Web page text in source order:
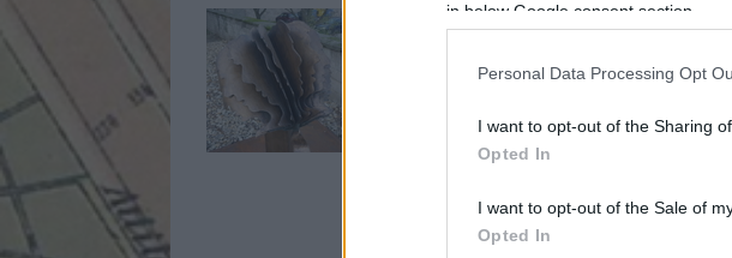
in below Google consent section.
Personal Data Processing Opt
I want to opt-out of the Sharing
Opted In
I want to opt-out of the Sale of
Opted In
utcában élt és alkotott sokáig az emlékmű